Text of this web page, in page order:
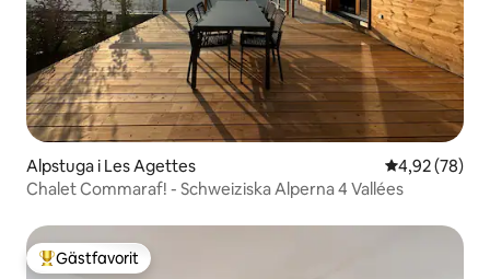
Alpstuga i Les Agettes 4,92 av 5 i
4,92 (78)
Chalet Commaraf! - Schweiziska Alperna 4 Vallées
Populär gästfavorit
Gästfavorit